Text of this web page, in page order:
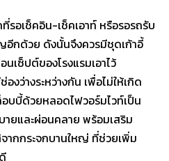
อเช็คอิน-เช็คเอาท์ หรือรอรถรับ
กด้วย ดังนั้นจึงควรมีชุดเก้าอี้
เซ็ปต์ของโรงแรมเอาไว้
งว่างระหว่างกัน เพื่อไม่ให้เกิด
บบี้ด้วยหลอดไฟวอร์มไวท์เป็น
ยและผ่อนคลาย พร้อมเสริม
ากกระจกบานใหญ่ ที่ช่วยเพิ่ม